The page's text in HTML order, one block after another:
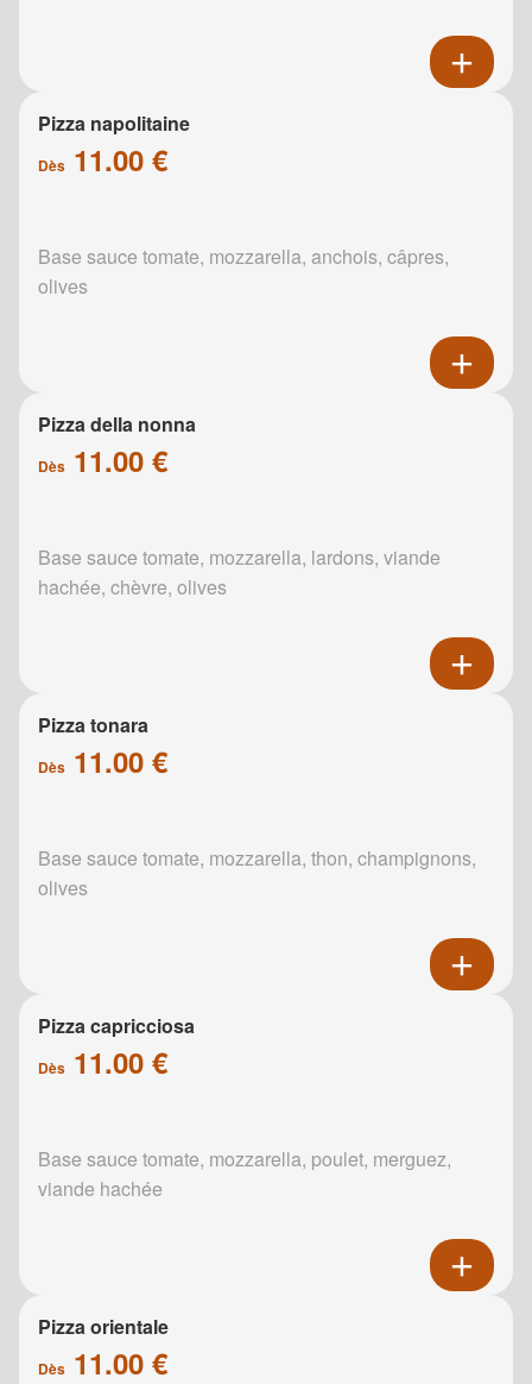
Pizza napolitaine
Dès 11.00 €
Base sauce tomate, mozzarella, anchois, câpres,
olives
Pizza della nonna
Dès 11.00 €
Base sauce tomate, mozzarella, lardons, viande
hachée, chèvre, olives
Pizza tonara
Dès 11.00 €
Base sauce tomate, mozzarella, thon, champignons,
olives
Pizza capricciosa
Dès 11.00 €
Base sauce tomate, mozzarella, poulet, merguez,
viande hachée
Pizza orientale
Dès 11.00 €